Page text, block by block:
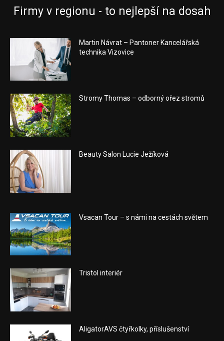
Firmy v regionu - to nejlepší na dosah
Martin Návrat – Pantoner Kancelářská
technika Vizovice
Stromy Thomas – odborný ořez stromů
Beauty Salon Lucie Ježíková
Vsacan Tour – s námi na cestách světem
Tristol interiér
AligatorAVS čtyřkolky, příslušenství